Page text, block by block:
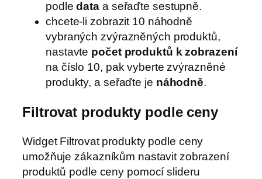
podle data a seřaďte sestupně.
chcete-li zobrazit 10 náhodně
vybraných zvýrazněných produktů,
nastavte počet produktů k zobrazení
na číslo 10, pak vyberte zvýrazněné
produkty, a seřaďte je náhodně.
Filtrovat produkty podle ceny
Widget Filtrovat produkty podle ceny
umožňuje zákazníkům nastavit zobrazení
produktů podle ceny pomocí slideru